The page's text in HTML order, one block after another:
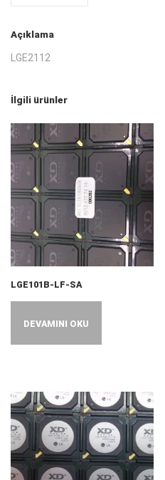
Açıklama
LGE2112
İlgili ürünler
LGE101B-LF-SA
DEVAMINI OKU